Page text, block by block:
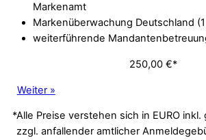
Markenamt
Markenüberwachung Deutschland
weiterführende
250,00 €*
Weiter »
*Alle Preise verstehen sich in EURO
zzgl. anfallender amtlicher